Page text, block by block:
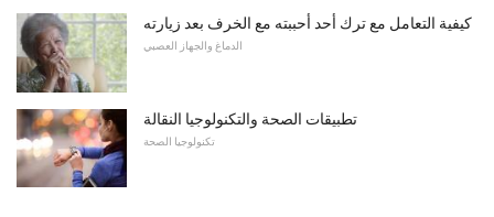
كيفية التعامل مع ترك أحد أحببته مع الخرف بعد زيارته
الدماغ والجهاز العصبي
تطبيقات الصحة والتكنولوجيا النقالة
تكنولوجيا الصحة